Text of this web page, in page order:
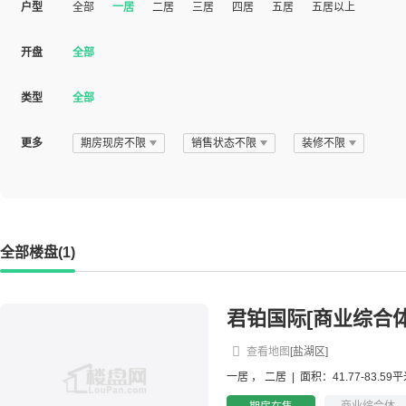
户型 全部 一居 二居 三居 四居 五居 五居以上
开盘 全部
类型 全部
更多 期房现房不限 销售状态不限 装修不限
全部楼盘(1)
君铂国际[商业综合
[盐湖区]
查看地图
一居 ， 二居 面积：41.77-83.59平